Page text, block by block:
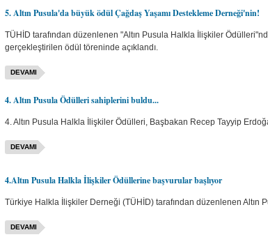
5. Altın Pusula'da büyük ödül Çağdaş Yaşamı Destekleme Derneği'nin!
TÜHİD tarafından düzenlenen "Altın Pusula Halkla İlişkiler
gerçekleştirilen ödül töreninde açıklandı.
DEVAMI
4. Altın Pusula Ödülleri sahiplerini buldu...
4. Altın Pusula Halkla İlişkiler Ödülleri, Başbakan Recep Tayyip
DEVAMI
4.Altın Pusula Halkla İlişkiler Ödüllerine başvurular başlıyor
Türkiye Halkla İlişkiler Derneği (TÜHİD) tarafından düzenlenen
DEVAMI